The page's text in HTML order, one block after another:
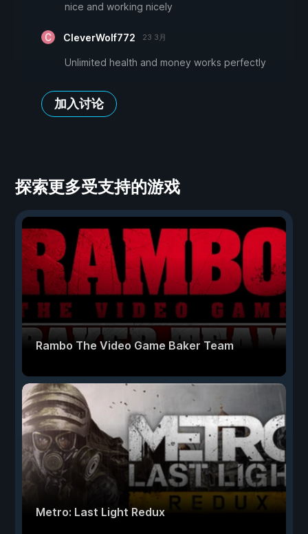
nice and working nicely
CleverWolf772 23 3月
Unlimited health and money works perfectly
加入讨论
探索更多受支持的游戏
Rambo The Video Game Baker Team
Metro: Last Light Redux